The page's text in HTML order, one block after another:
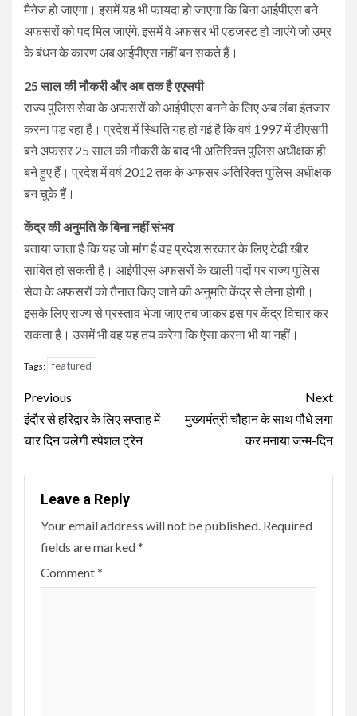
मैनेज हो जाएगा। इसमें यह भी फायदा हो जाएगा कि बिना आईपीएस बने
अफसरों को पद मिल जाएंगे, इसमें वे अफसर भी एडजस्ट हो जाएंगे जो उम्र
के बंधन के कारण अब आईपीएस नहीं बन सकते हैं।
25 साल की नौकरी और अब तक है एएसपी
राज्य पुलिस सेवा के अफसरों को आईपीएस बनने के लिए अब लंबा इंतजार
करना पड़ रहा है। प्रदेश में स्थिति यह हो गई है कि वर्ष 1997 में डीएसपी
बने अफसर 25 साल की नौकरी के बाद भी अतिरिक्त पुलिस अधीक्षक ही
बने हुए हैं। प्रदेश में वर्ष 2012 तक के अफसर अतिरिक्त पुलिस अधीक्षक
बन चुके हैं।
केंद्र की अनुमति के बिना नहीं संभव
बताया जाता है कि यह जो मांग है वह प्रदेश सरकार के लिए टेढी खीर
साबित हो सकती है। आईपीएस अफसरों के खाली पदों पर राज्य पुलिस
सेवा के अफसरों को तैनात किए जाने की अनुमति केंद्र से लेना होगी।
इसके लिए राज्य से प्रस्ताव भेजा जाए तब जाकर इस पर केंद्र विचार कर
सकता है। उसमें भी वह यह तय करेगा कि ऐसा करना भी या नहीं।
Tags: featured
Continue
Reading
Previous
इंदौर से हरिद्वार के लिए सप्ताह में
चार दिन चलेगी स्पेशल ट्रेन
Next
मुख्यमंत्री चौहान के साथ पौधे लगा
कर मनाया जन्म-दिन
Leave a Reply
Your email address will not be published. Required
fields are marked*
Comment*